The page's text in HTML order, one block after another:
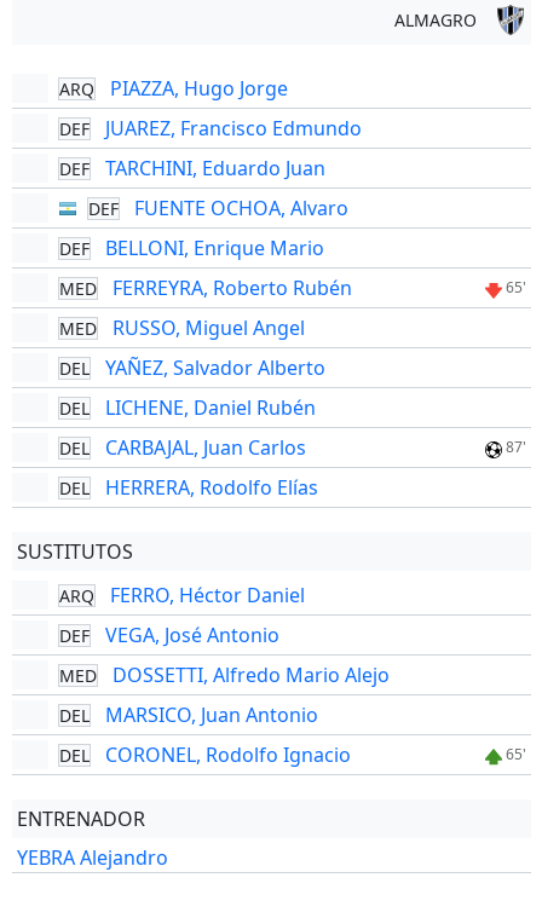
ALMAGRO
ARQ PIAZZA, Hugo Jorge
DEF JUAREZ, Francisco Edmundo
DEF TARCHINI, Eduardo Juan
DEF FUENTE OCHOA, Alvaro
DEF BELLONI, Enrique Mario
MED FERREYRA, Roberto Rubén 65'
MED RUSSO, Miguel Angel
DEL YAÑEZ, Salvador Alberto
DEL LICHENE, Daniel Rubén
DEL CARBAJAL, Juan Carlos 87'
DEL HERRERA, Rodolfo Elías
SUSTITUTOS
ARQ FERRO, Héctor Daniel
DEF VEGA, José Antonio
MED DOSSETTI, Alfredo Mario Alejo
DEL MARSICO, Juan Antonio
DEL CORONEL, Rodolfo Ignacio 65'
ENTRENADOR
YEBRA Alejandro